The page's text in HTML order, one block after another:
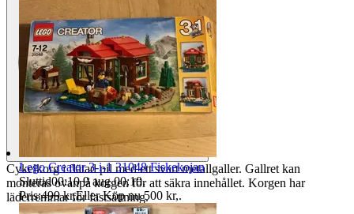
Cykelkorg i flätad pil med ett svart metallgaller. Gallret kan
monteras ovanpå korgen för att säkra innehållet. Korgen har
läderremmar för fastsättning.
Lego Creator 3-i-1 31048 Fiskekojan
Sluttid00:10 9 aug 00:10.
Pris:499 kr,Eller Köp nu 500 kr,.